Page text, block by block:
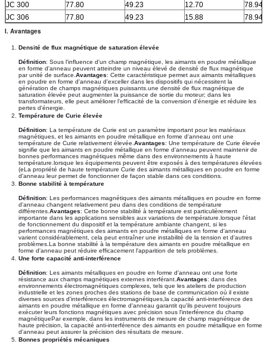
JC 300
77.80 49.23 12.70
78.94
JC 306
77.80 49.23 15.88
78.94
I. Avantages
Densité de flux magnétique de saturation élevée
Définition: Sous l'influence d'un champ magnétique, les aimants en poudre métallique
en forme d'anneau peuvent atteindre un niveau élevé de densité de flux magnétique
par unité de surface.Avantages: Cette caractéristique permet aux aimants métalliques
en poudre en forme d'anneau d'exceller dans les dispositifs qui nécessitent la
génération de champs magnétiques puissants.une densité de flux magnétique de
saturation élevée peut augmenter la puissance de sortie du moteur; dans les
transformateurs, elle peut améliorer l'efficacité de la conversion d'énergie et réduire les
pertes d'énergie.
Température de Curie élevée
Définition: La température de Curie est un paramètre important pour les matériaux
magnétiques, et les aimants en poudre métallique en forme d'anneau ont une
température de Curie relativement élevée.Avantages: Une température de Curie élevée
signifie que les aimants en poudre métallique en forme d'anneau peuvent maintenir de
bonnes performances magnétiques même dans des environnements à haute
température.lorsque les équipements peuvent être exposés à des températures élevées
(eLa propriété de haute température Curie des aimants métalliques en poudre en forme
d'anneau leur permet de fonctionner de façon stable dans ces conditions.
Bonne stabilité à température
Définition: Les performances magnétiques des aimants métalliques en poudre en forme
d'anneau changent relativement peu dans des conditions de température
différentes.Avantages: Cette bonne stabilité à température est particulièrement
importante dans les applications sensibles aux variations de température.lorsque l'état
de fonctionnement du dispositif et la température ambiante changent, si les
performances magnétiques des aimants en poudre métalliques en forme d'anneau
varient considérablement, cela peut entraîner une instabilité de la tension et d'autres
problèmes.La bonne stabilité à la température des aimants en poudre métallique en
forme d'anneau peut réduire efficacement l'apparition de tels problèmes.
Une forte capacité anti-interférence
Définition: Les aimants métalliques en poudre en forme d'anneau ont une forte
résistance aux champs magnétiques externes interférant.Avantages: dans des
environnements électromagnétiques complexes, tels que les ateliers de production
industrielle et les zones proches des stations de base de communication où il existe
diverses sources d'interférences électromagnétiques,la capacité anti-interférence des
aimants en poudre métallique en forme d'anneau garantit qu'ils peuvent toujours
exécuter leurs fonctions magnétiques avec précision sous l'interférence du champ
magnétiquePar exemple, dans les instruments de mesure de champ magnétique de
haute précision, la capacité anti-interférence des aimants en poudre métallique en forme
d'anneau peut assurer la précision des résultats de mesure.
Bonnes propriétés mécaniques